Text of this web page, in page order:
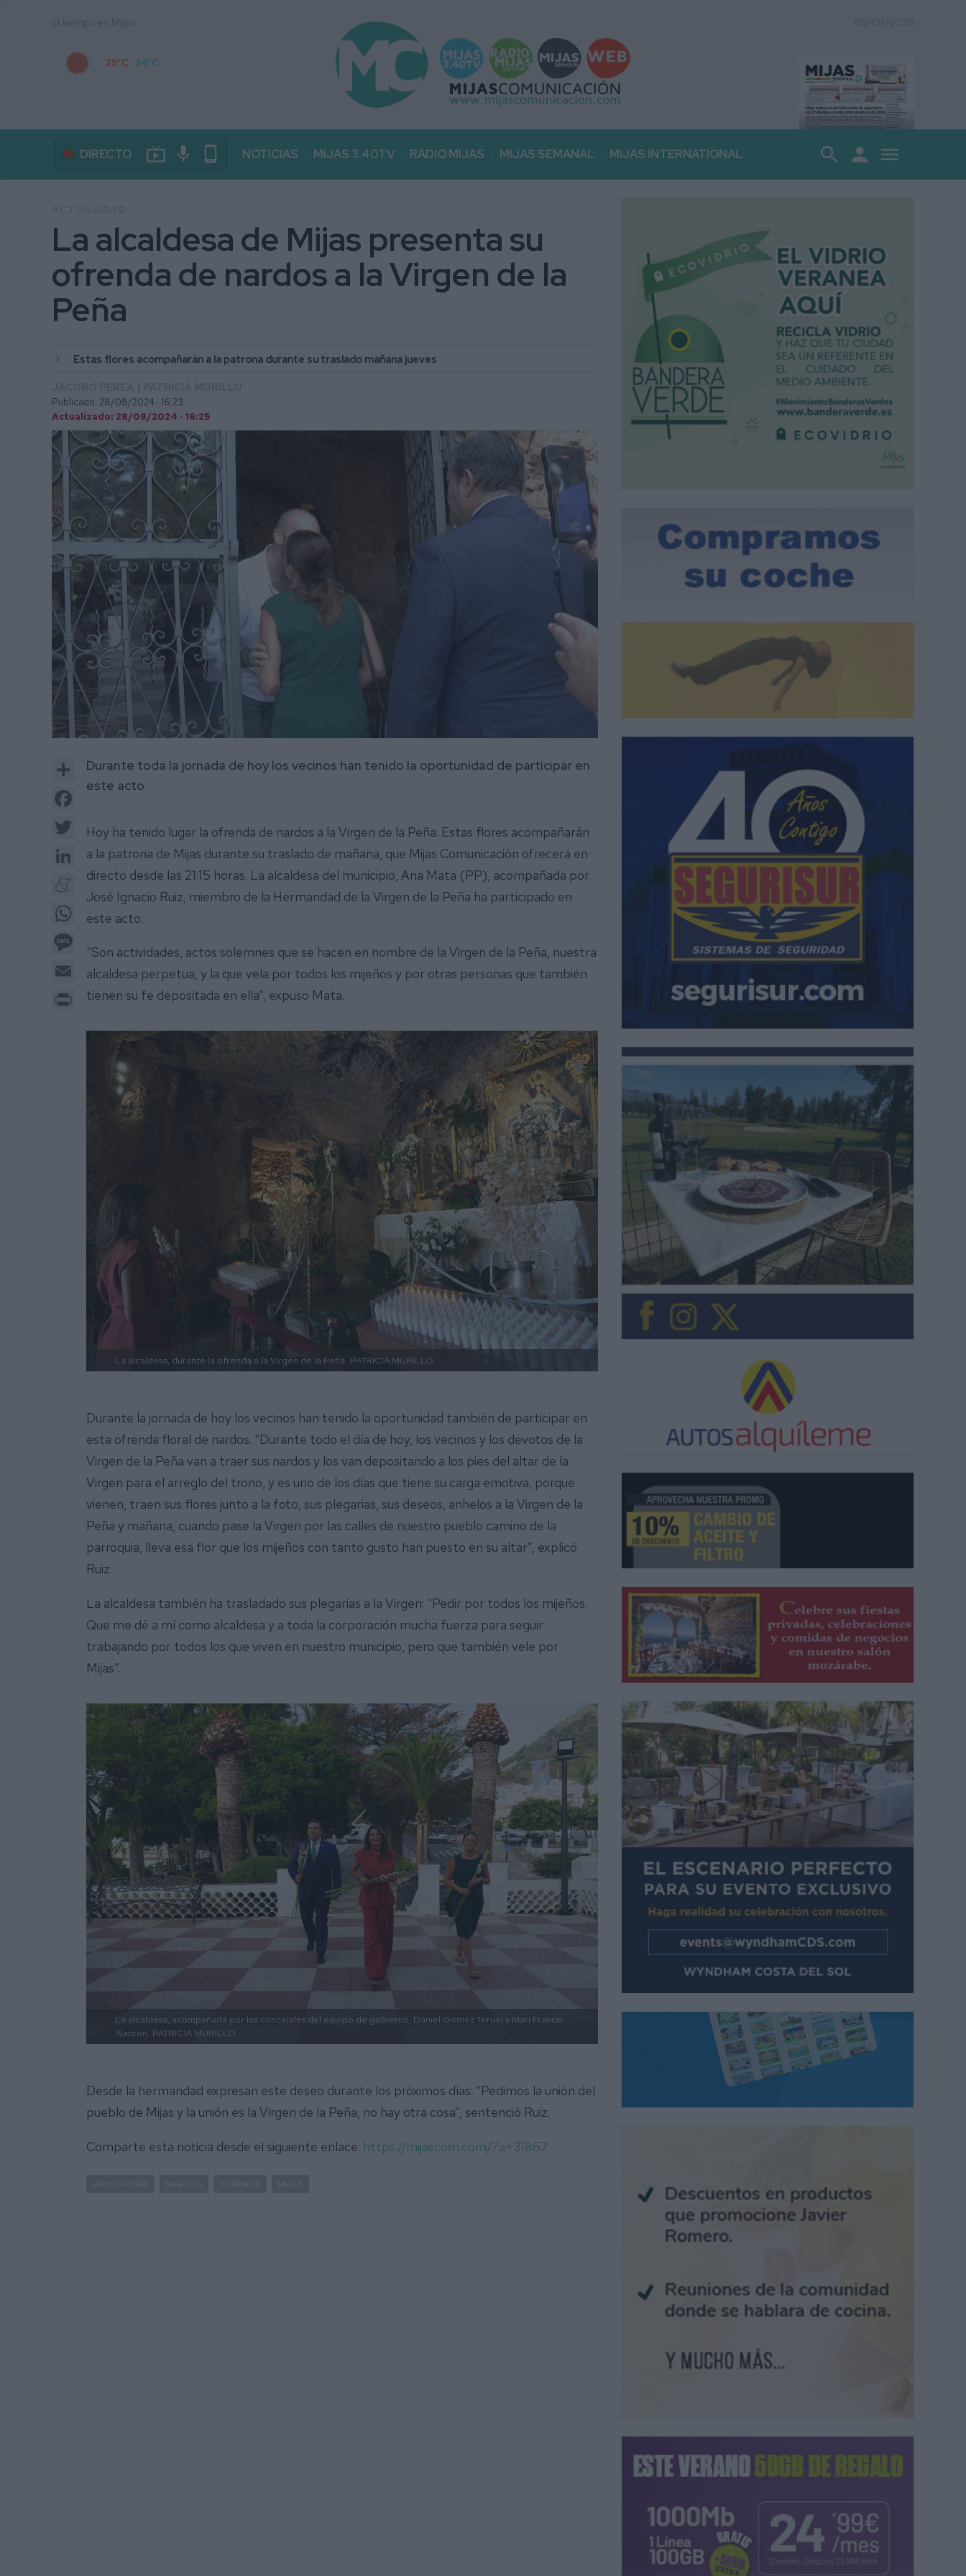
29°C 24°C
DIRECTO live_tv mic phone_android NOTICIAS MIJAS 3.40TV RADIO MIJAS MIJAS SEMANAL MIJAS INTERNATIONAL search person menu
La alcaldesa de Mijas presenta su
ofrenda de nardos a la Virgen de la
Peña
Estas flores acompañarán a la patrona durante su traslado mañana jueves
Publicado: 28/08/2024 · 16:23
Actualizado: 28/08/2024 · 16:25
1
minute,
18
seconds
Share
Facebook
LinkedIn
Meneame
WhatsApp
Print
Durante toda la jornada de hoy los vecinos han tenido la oportunidad de participar en
este acto
Hoy ha tenido lugar la ofrenda de nardos a la Virgen de la Peña. Estas flores acompañarán
a la patrona de Mijas durante su traslado de mañana, que Mijas Comunicación ofrecerá en
directo desde las 21:15 horas. La alcaldesa del municipio, Ana Mata (PP), acompañada por
José Ignacio Ruiz, miembro de la Hermandad de la Virgen de la Peña ha participado en
este acto.
“Son actividades, actos solemnes que se hacen en nombre de la Virgen de la Peña, nuestra
alcaldesa perpetua, y la que vela por todos los mijeños y por otras personas que también
tienen su fe depositada en ella”, expuso Mata.
La alcaldesa, durante la ofrenda a la Virgen de la Peña. PATRICIA MURILLO.
Durante la jornada de hoy los vecinos han tenido la oportunidad también de participar en
esta ofrenda floral de nardos. “Durante todo el día de hoy, los vecinos y los devotos de la
Virgen de la Peña van a traer sus nardos y los van depositando a los pies del altar de la
Virgen para el arreglo del trono, y es uno de los días que tiene su carga emotiva, porque
vienen, traen sus flores junto a la foto, sus plegarias, sus deseos, anhelos a la Virgen de la
Peña y mañana, cuando pase la Virgen por las calles de nuestro pueblo camino de la
parroquia, lleva esa flor que los mijeños con tanto gusto han puesto en su altar”, explicó
Ruiz.
La alcaldesa también ha trasladado sus plegarias a la Virgen: “Pedir por todos los mijeños.
Que me dé a mí como alcaldesa y a toda la corporación mucha fuerza para seguir
trabajando por todos los que viven en nuestro municipio, pero que también vele por
Mijas”.
La alcaldesa, acompañada por los concejales del equipo de gobierno, Daniel Gómez Teruel y Mari Francis
Alarcón. PATRICIA MURILLO.
Desde la hermandad expresan este deseo durante los próximos días: “Pedimos la unión del
pueblo de Mijas y la unión es la Virgen de la Peña, no hay otra cosa”, sentenció Ruiz.
Comparte esta noticia desde el siguiente enlace: https://mijascom.com/?a=31867